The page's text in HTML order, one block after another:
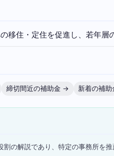
移住・定住を促進し、若年層
締切間近の補助金 → 新着の補
割の解説であり、特定の事務所を